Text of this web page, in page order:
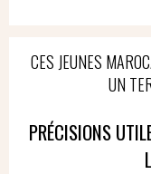
CES JEUNES
UN
PRÉCISIONS